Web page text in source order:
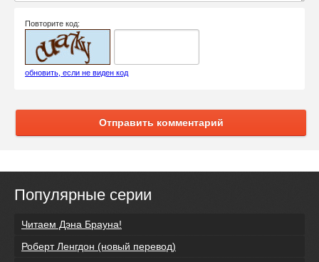
Повторите код:
обновить, если не виден код
Отправить комментарий
Популярные серии
Читаем Дэна Брауна!
Роберт Ленгдон (новый перевод)